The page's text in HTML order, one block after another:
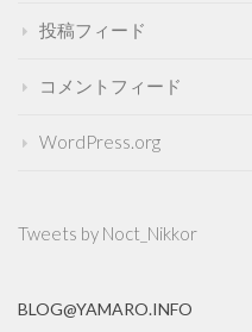
投稿フィード
コメントフィード
WordPress.org
Tweets by Noct_Nikkor
BLOG@YAMARO.INFO